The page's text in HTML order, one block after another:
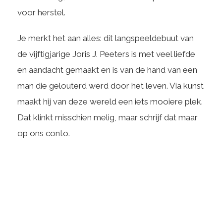
voor herstel.
Je merkt het aan alles: dit langspeeldebuut van
de vijftigjarige Joris J. Peeters is met veel liefde
en aandacht gemaakt en is van de hand van een
man die gelouterd werd door het leven. Via kunst
maakt hij van deze wereld een iets mooiere plek.
Dat klinkt misschien melig, maar schrijf dat maar
op ons conto.